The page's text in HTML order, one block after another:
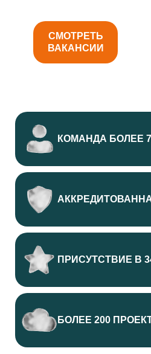
СМОТРЕТЬ
ВАКАНСИИ
КОМАНДА БОЛЕЕ
ПРИСУТСТВИЕ В
БОЛЕЕ 200